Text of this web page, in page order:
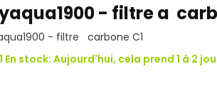
- filtre a
- filtre carbone C1
1 En stock: Aujourd'hui, cela prend 1 à 2